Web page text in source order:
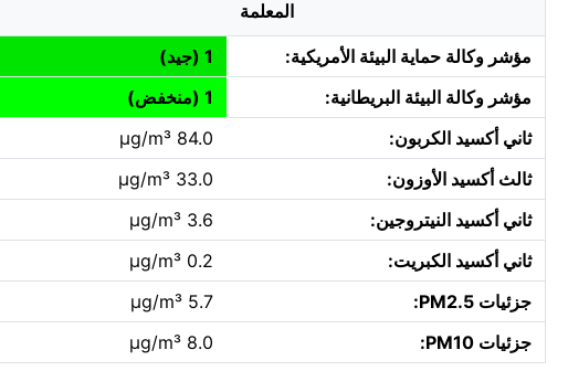
المعلمة
مؤشر وكالة حماية البيئة الأمريكية:
1 (جيد)
مؤشر وكالة البيئة البريطانية:
1 (منخفض)
ثاني أكسيد الكربون:
84.0 µg/m³
ثالث أكسيد الأوزون:
33.0 µg/m³
ثاني أكسيد النيتروجين:
3.6 µg/m³
ثاني أكسيد الكبريت:
0.2 µg/m³
جزئيات PM2.5:
5.7 µg/m³
جزئيات PM10:
8.0 µg/m³